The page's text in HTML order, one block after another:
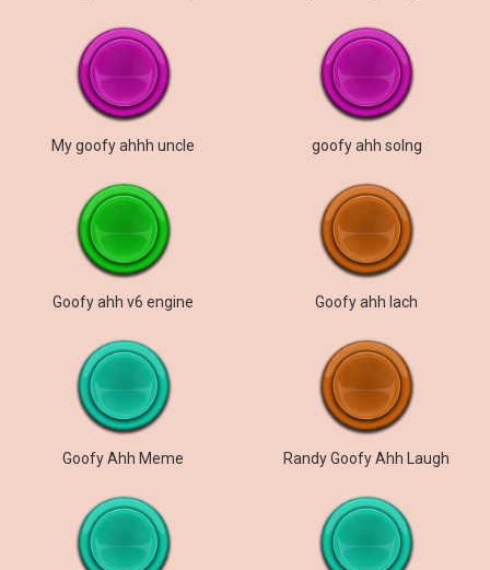
My goofy ahhh uncle goofy ahh solng
Goofy ahh v6 engine Goofy ahh lach
Goofy Ahh Meme Randy Goofy Ahh Laugh